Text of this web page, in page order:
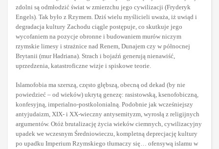
zdolni są odmłodzić świat w zmierzchu jego cywilizacji (Fryderyk
Engels). Tak było z Rzymem. Dziś wielu myślicieli uważa, iż uwiąd i
degradacja kultury Zachodu ciągle postępuje, co skutkuje jego
wycofaniem na pozycje obronne i budowaniem murów niczym
rzymskie limesy i strażnice nad Renem, Dunajem czy w północnej
Brytanii (mur Hadriana). Strach i bojaźń generują nienawiść,
uprzedzenia, katastroficzne wizje i spiskowe teorie.
Islamofobia ma szerszą, często głębszą, obecną od dekad (by nie
powiedzieć – od wieków) ukrytą genezę: rasistowską, ksenofobiczną,
konfesyjną, imperialno-postkolonialną. Podobnie jak wcześniejszy
antyjudaizm, XIX- i XX-wieczny antysemityzm, wyrosłą z religijnych
argumentów. Otóż brutalizację życia wieków ciemnych, cywilizacyjny
upadek we wczesnym Średniowieczu, kompletną deprecjację kultury
po upadku Imperium Rzymskiego tłumaczy się… ofensywą islamu w